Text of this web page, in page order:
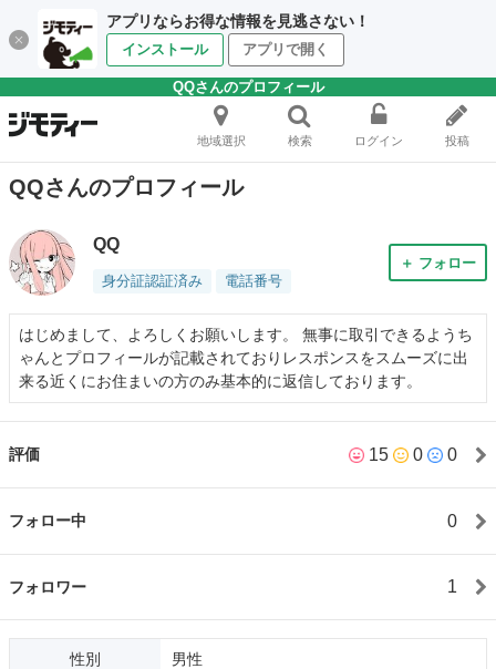
アプリならお得な情報を見逃さない！
インストール アプリで開く
QQさんのプロフィール
地域選択 検索 ログイン 投稿
QQさんのプロフィール
QQ
身分証認証済み 電話番号
＋ フォロー
はじめまして、よろしくお願いします。 無事に取引できるようち
ゃんとプロフィールが記載されておりレスポンスをスムーズに出
来る近くにお住まいの方のみ基本的に返信しております。
評価 15 0 0
フォロー中 0
フォロワー 1
性別 男性